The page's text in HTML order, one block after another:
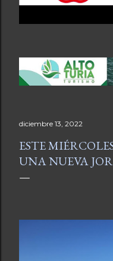
diciembre 13, 2022
ESTE
UNA NUEVA